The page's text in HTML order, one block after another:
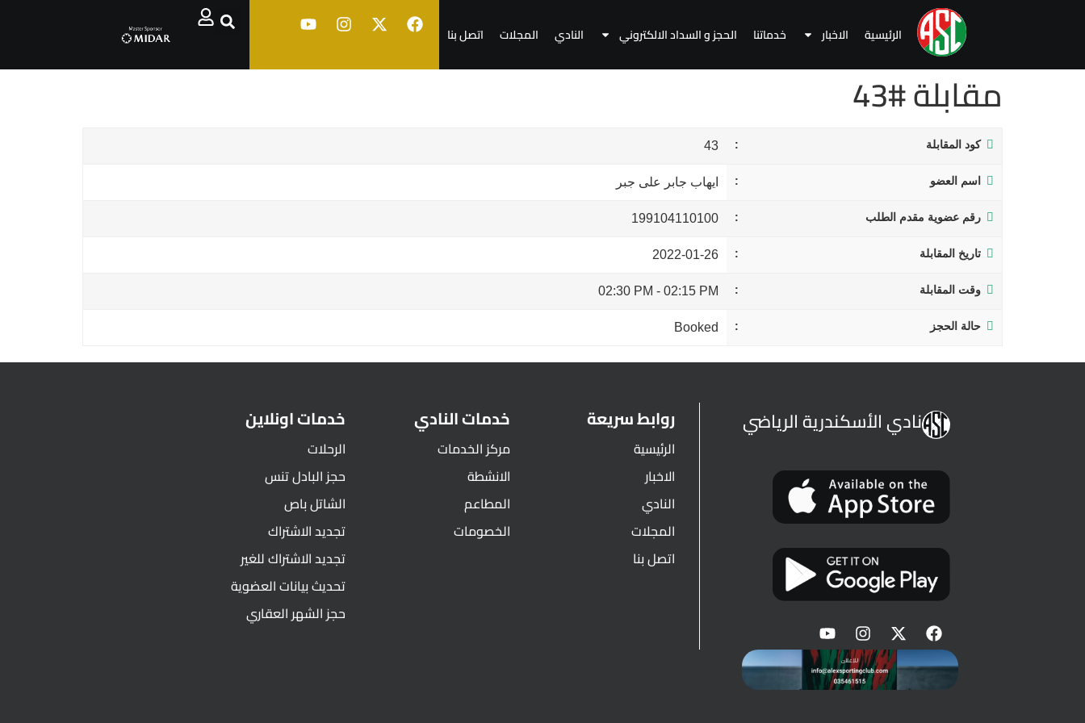
الرئيسية الاخبار خدماتنا الحجز و السداد الالكتروني النادي المجلات اتصل بنا
مقابلة #43
كود المقابلة 43
اسم العضو ايهاب جابر على جبر
رقم عضوية مقدم الطلب 199104110100
تاريخ المقابلة 2022-01-26
وقت المقابلة 02:15 PM
-
02:30 PM
حالة الحجز Booked
نادي الأسكندرية الرياضي روابط سريعة
الرئيسية
الاخبار
النادي
المجلات
اتصل بنا
خدمات النادي
مركز الخدمات
الانشطة
المطاعم
الخصومات
خدمات اونلاين
الرحلات
حجز البادل تنس
الشاتل باص
تجديد الاشتراك
تجديد الاشتراك للغير
تحديث بيانات العضوية
حجز الشهر العقاري